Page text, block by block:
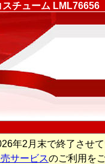
チューム LML76656
年2月末で終了させて
サービスのご利用を